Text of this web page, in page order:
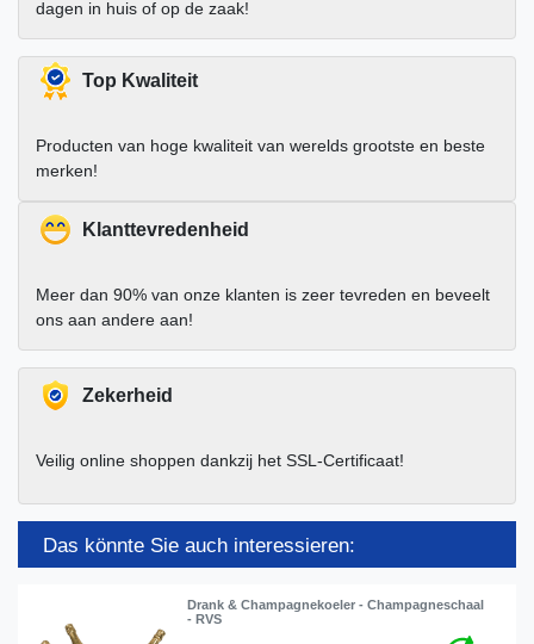
dagen in huis of op de zaak!
Top Kwaliteit
Producten van hoge kwaliteit van werelds grootste en beste
merken!
Klanttevredenheid
Meer dan 90% van onze klanten is zeer tevreden en beveelt
ons aan andere aan!
Zekerheid
Veilig online shoppen dankzij het SSL-Certificaat!
Das könnte Sie auch interessieren:
Drank & Champagnekoeler - Champagneschaal
- RVS